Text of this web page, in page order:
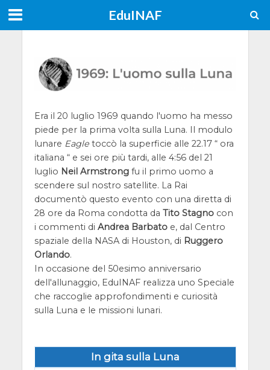
EduINAF
Era il 20 luglio 1969 quando l'uomo ha messo
piede per la prima volta sulla Luna. Il modulo
lunare Eagletoccò la superficie alle 22.17 “ ora
italiana “ e sei ore più tardi, alle 4:56 del 21
luglio Neil Armstrongfu il primo uomo a
scendere sul nostro satellite. La Rai
documentò questo evento con una diretta di
28 ore da Roma condotta da Tito Stagnocon
i commenti di Andrea Barbatoe, dal Centro
spaziale della NASA di Houston, di Ruggero
Orlando.
In occasione del 50esimo anniversario
dell'allunaggio, EduINAF realizza uno Speciale
che raccoglie approfondimenti e curiosità
sulla Luna e le missioni lunari.
In gita sulla Luna